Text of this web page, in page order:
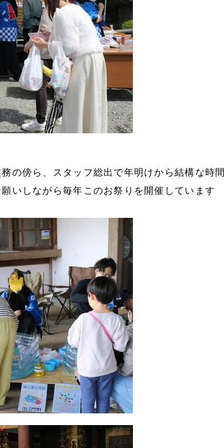
の傍ら、スタッフ総出で年明けから結構な時間
いしながら毎年このお祭りを開催しています